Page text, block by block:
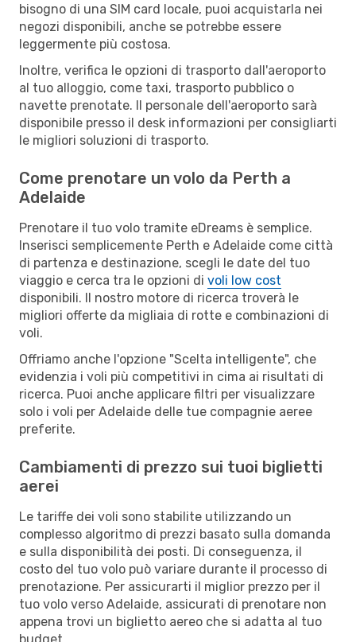
bisogno di una SIM card locale, puoi acquistarla nei
negozi disponibili, anche se potrebbe essere
leggermente più costosa.
Inoltre, verifica le opzioni di trasporto dall'aeroporto
al tuo alloggio, come taxi, trasporto pubblico o
navette prenotate. Il personale dell'aeroporto sarà
disponibile presso il desk informazioni per consigliarti
le migliori soluzioni di trasporto.
Come prenotare un volo da Perth a
Adelaide
Prenotare il tuo volo tramite eDreams è semplice.
Inserisci semplicemente Perth e Adelaide come città
di partenza e destinazione, scegli le date del tuo
viaggio e cerca tra le opzioni di voli low cost
disponibili. Il nostro motore di ricerca troverà le
migliori offerte da migliaia di rotte e combinazioni di
voli.
Offriamo anche l'opzione "Scelta intelligente", che
evidenzia i voli più competitivi in cima ai risultati di
ricerca. Puoi anche applicare filtri per visualizzare
solo i voli per Adelaide delle tue compagnie aeree
preferite.
Cambiamenti di prezzo sui tuoi biglietti
aerei
Le tariffe dei voli sono stabilite utilizzando un
complesso algoritmo di prezzi basato sulla domanda
e sulla disponibilità dei posti. Di conseguenza, il
costo del tuo volo può variare durante il processo di
prenotazione. Per assicurarti il miglior prezzo per il
tuo volo verso Adelaide, assicurati di prenotare non
appena trovi un biglietto aereo che si adatta al tuo